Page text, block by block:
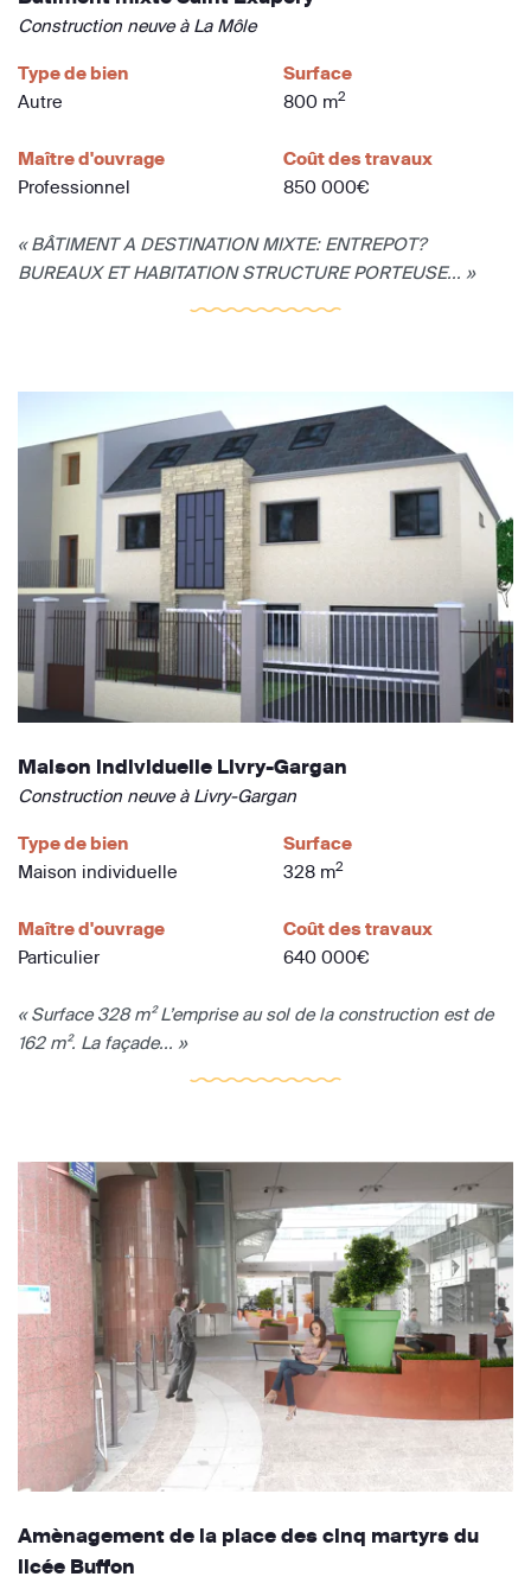
Construction neuve à La Môle
Type de bien
Autre
Surface
800 m2
Maître d'ouvrage
Professionnel
Coût des travaux
850 000€
« BÂTIMENT A DESTINATION MIXTE: ENTREPOT?
BUREAUX ET HABITATION STRUCTURE PORTEUSE... »
Maison individuelle Livry-Gargan
Construction neuve à Livry-Gargan
Type de bien
Maison individuelle
Surface
328 m2
Maître d'ouvrage
Particulier
Coût des travaux
640 000€
« Surface 328 m² L’emprise au sol de la construction est de
162 m². La façade... »
Amènagement de la place des cinq martyrs du
licée Buffon